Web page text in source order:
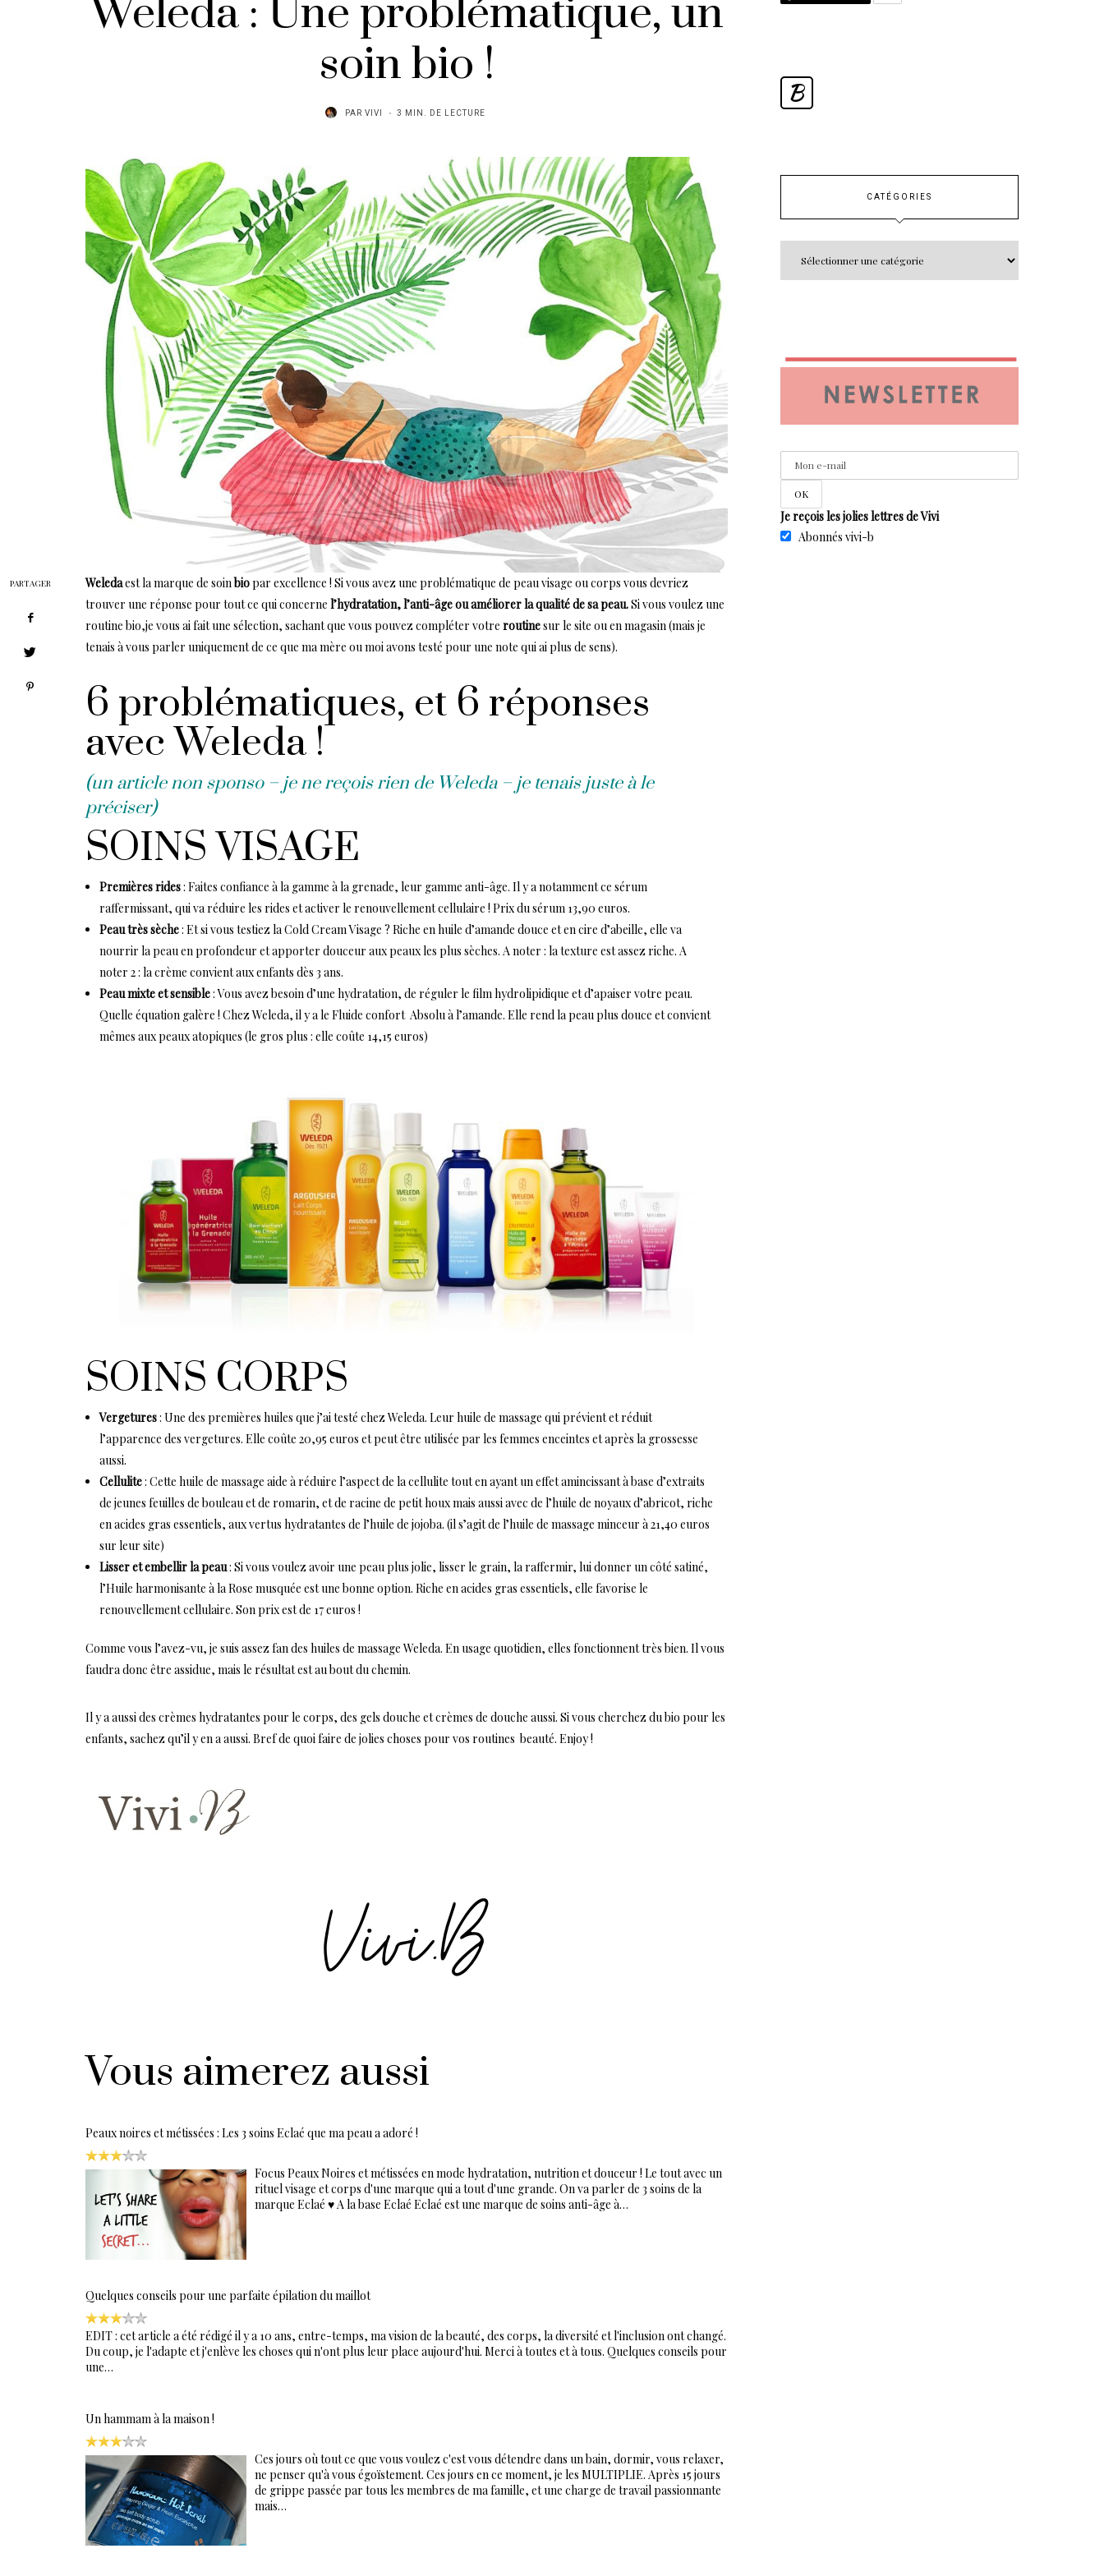
Weleda : Une problématique, un
soin bio !
PAR VIVI 3 MIN. DE LECTURE
Weledaest la marque de soinbiopar excellence ! Si vous avez une problématique de peau visage ou corps vous devriez
trouver une réponse pour tout ce qui concerne l’hydratation, l’anti-âge ou améliorer la qualité de sa peau.Si vous voulez une
routine bio,je vous ai fait une sélection, sachant que vous pouvez compléter votre routinesur le site ou en magasin (mais je
tenais à vous parler uniquement de ce que ma mère ou moi avons testé pour une note qui ai plus de sens).
6 problématiques, et 6 réponses
avec Weleda !
(un article non sponso – je ne reçois rien de Weleda – je tenais juste à le
préciser)
SOINS VISAGE
Premières rides: Faites confiance à la gamme à la grenade, leur gamme anti-âge. Il y a notamment ce sérum
raffermissant, qui va réduire les rides et activer le renouvellement cellulaire ! Prix du sérum 13,90 euros.
Peau très sèche: Et si vous testiez laCold Cream Visage ? Riche en huile d’amande douce et en cire d’abeille, elle va
nourrir la peau en profondeur et apporter douceur aux peaux les plus sèches. A noter : la texture est assez riche. A
noter 2 : la crème convient aux enfants dès 3 ans.
Peau mixte et sensible: Vous avez besoin d’une hydratation, de réguler le film hydrolipidique et d’apaiser votre peau.
Quelle équation galère ! Chez Weleda, il y a le Fluide confort Absolu à l’amande. Elle rend la peau plus douce et convient
mêmes aux peaux atopiques (le gros plus : elle coûte 14,15 euros)
SOINS CORPS
Vergetures: Une des premières huiles que j’ai testé chez Weleda. Leur huile de massage qui prévient et réduit
l’apparence des vergetures. Elle coûte 20,95 euros et peut être utilisée par les femmes enceintes et après la grossesse
aussi.
Cellulite: Cette huile de massage aide à réduire l’aspect de la cellulite tout en ayant un effet amincissant à base d’extraits
de jeunes feuilles de bouleau et de romarin, et de racine de petit houx mais aussi avec de l’huile de noyaux d’abricot, riche
en acides gras essentiels, aux vertus hydratantes de l’huile de jojoba. (il s’agit de l’huile de massage minceur à 21,40 euros
sur leur site)
Lisser et embellir la peau: Si vous voulez avoir une peau plus jolie, lisser le grain, la raffermir, lui donner un côté satiné,
l’Huile harmonisante à la Rose musquée est une bonne option. Riche en acides gras essentiels, elle favorise le
renouvellement cellulaire. Son prix est de 17 euros !
Comme vous l’avez-vu, je suis assez fan des huiles de massage Weleda. En usage quotidien, elles fonctionnent très bien. Il vous
faudra donc être assidue, mais le résultat est au bout du chemin.
Il y a aussi des crèmes hydratantes pour le corps, des gels douche et crèmes de douche aussi. Si vous cherchez du bio pour les
enfants, sachez qu’il y en a aussi. Bref de quoi faire de jolies choses pour vos routines beauté. Enjoy !
Vous aimerez aussi
Peaux noires et métissées : Les 3 soins Eclaé que ma peau a adoré !
Focus Peaux Noires et métissées en mode hydratation, nutrition et douceur ! Le tout avec un
rituel visage et corps d'une marque qui a tout d'une grande. On va parler de 3 soins de la
marque Eclaé ♥ A la base Eclaé Eclaé est une marque de soins anti-âge à…
Quelques conseils pour une parfaite épilation du maillot
EDIT : cet article a été rédigé il y a 10 ans, entre-temps, ma vision de la beauté, des corps, la diversité et l'inclusion ont changé.
Du coup, je l'adapte et j'enlève les choses qui n'ont plus leur place aujourd'hui. Merci à toutes et à tous. Quelques conseils pour
une…
Un hammam à la maison !
Ces jours où tout ce que vous voulez c'est vous détendre dans un bain, dormir, vous relaxer,
ne penser qu'à vous égoïstement. Ces jours en ce moment, je les MULTIPLIE. Après 15 jours
de grippe passée par tous les membres de ma famille, et une charge de travail passionnante
mais…
PARTAGER
B
CATÉGORIES
Je reçois les jolies lettres de Vivi
Abonnés vivi-b